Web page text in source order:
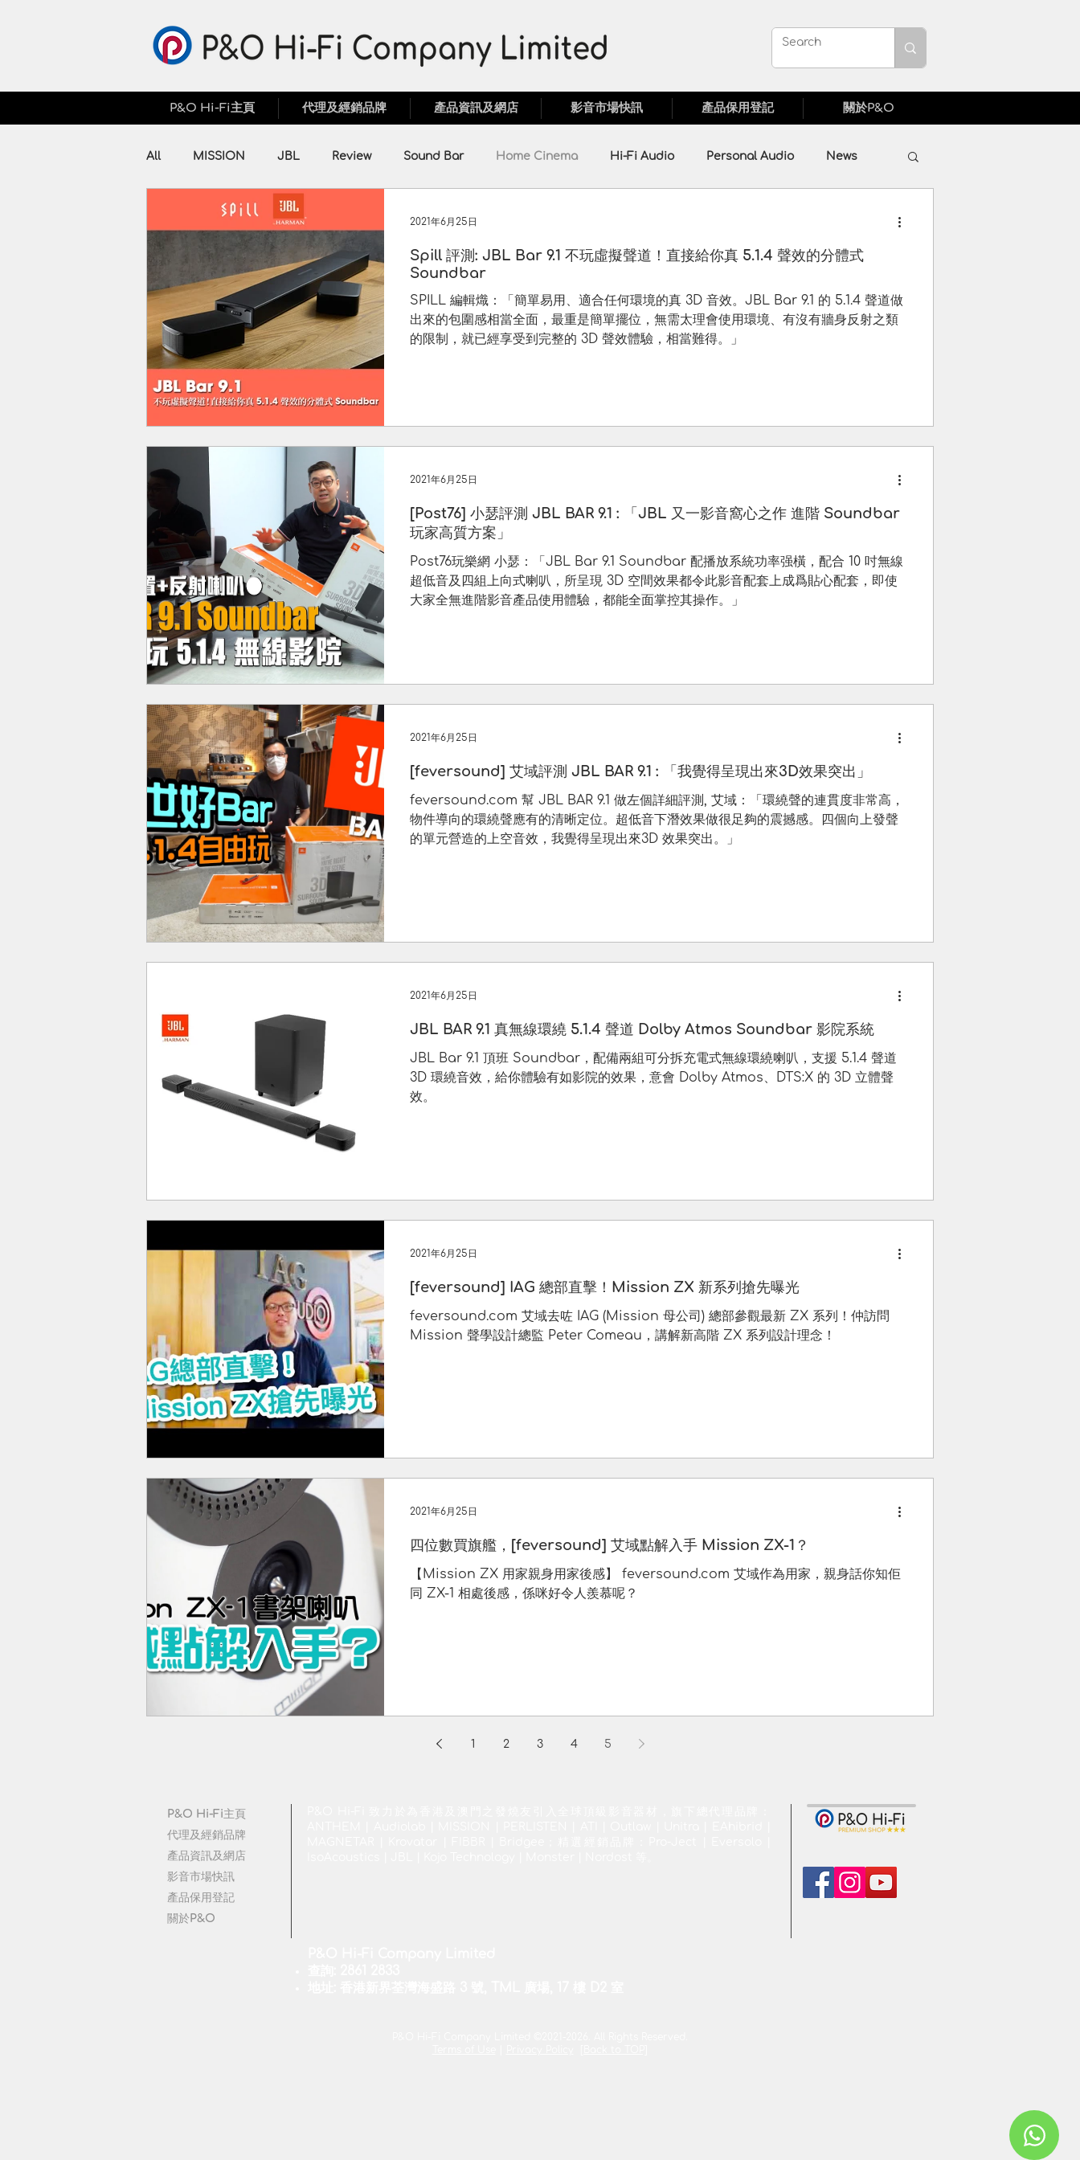
P&O Hi-Fi主頁 代理及經銷品牌 產品資訊及網店 影音市場快訊 產品保用登記 關於P&O
All MISSION JBL Review Sound Bar Home Cinema Hi-Fi Audio Personal Audio News
Press Release ZX Monster
PERLISTEN Audiolab Bridgee
Spill 評測: JBL Bar 9.1 不玩虛擬聲道！直接給你真 5.1.4 聲效的分體式
Soundbar
SPILL 編輯熾：「簡單易用、適合任何環境的真 3D 音效。JBL Bar 9.1 的 5.1.4 聲道做
出來的包圍感相當全面，最重是簡單擺位，無需太理會使用環境、有沒有牆身反射之類
的限制，就已經享受到完整的 3D 聲效體驗，相當難得。」
2021年6月25日
[Post76] 小瑟評測 JBL BAR 9.1 : 「JBL 又一影音窩心之作 進階 Soundbar
玩家高質方案」
Post76玩樂網 小瑟：「JBL Bar 9.1 Soundbar 配播放系統功率强橫，配合 10 吋無線
超低音及四組上向式喇叭，所呈現 3D 空間效果都令此影音配套上成爲貼心配套，即使
大家全無進階影音產品使用體驗，都能全面掌控其操作。」
2021年6月25日
[feversound] 艾域評測 JBL BAR 9.1 : 「我覺得呈現出來3D效果突出」
feversound.com 幫 JBL BAR 9.1 做左個詳細評測, 艾域：「環繞聲的連貫度非常高，
物件導向的環繞聲應有的清晰定位。超低音下潛效果做很足夠的震撼感。四個向上發聲
的單元營造的上空音效，我覺得呈現出來3D 效果突出。」
2021年6月25日
JBL BAR 9.1 真無線環繞 5.1.4 聲道 Dolby Atmos Soundbar 影院系統
JBL Bar 9.1 頂班 Soundbar，配備兩組可分拆充電式無線環繞喇叭，支援 5.1.4 聲道
3D 環繞音效，給你體驗有如影院的效果，意會 Dolby Atmos、DTS:X 的 3D 立體聲
效。
2021年6月25日
[feversound] IAG 總部直擊！Mission ZX 新系列搶先曝光
feversound.com 艾域去咗 IAG (Mission 母公司) 總部參觀最新 ZX 系列！仲訪問
Mission 聲學設計總監 Peter Comeau，講解新高階 ZX 系列設計理念！
2021年6月25日
四位數買旗艦，[feversound] 艾域點解入手 Mission ZX-1？
【Mission ZX 用家親身用家後感】 feversound.com 艾域作為用家，親身話你知佢
同 ZX-1 相處後感，係咪好令人羨慕呢？
2021年6月25日
1 2 3 4 5
P&O Hi-Fi主頁
代理及經銷品牌
產品資訊及網店
影音市場快訊
產品保用登記
關於P&O